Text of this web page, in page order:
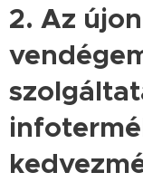
2. Az